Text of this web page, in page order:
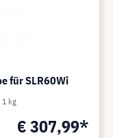
für SLR60Wi
€ 307,99*
1 kg